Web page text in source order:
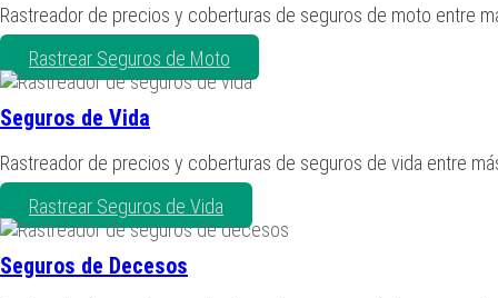
Rastreador de precios y coberturas de seguros de moto entre
Rastrear Seguros de Moto
Seguros de Vida
Rastreador de precios y coberturas de seguros de vida entre
Rastrear Seguros de Vida
Seguros de Decesos